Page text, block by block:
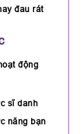
đau rát
động
sĩ danh
năng bạn